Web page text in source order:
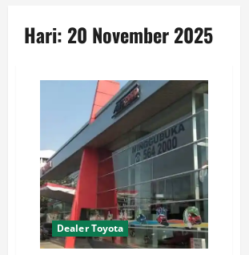
Hari: 20 November 2025
Dealer Toyota